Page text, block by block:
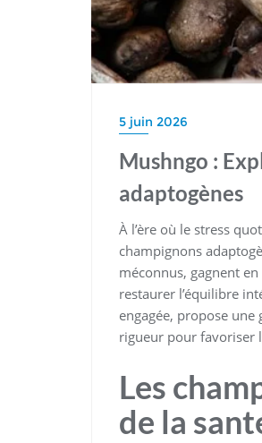
5 juin 2026
Mushngo :
adaptogènes
À l’ère où le stress
champignons
méconnus, gagnent
restaurer l’équilibre
engagée, propose
rigueur pour favoriser
Les
de la